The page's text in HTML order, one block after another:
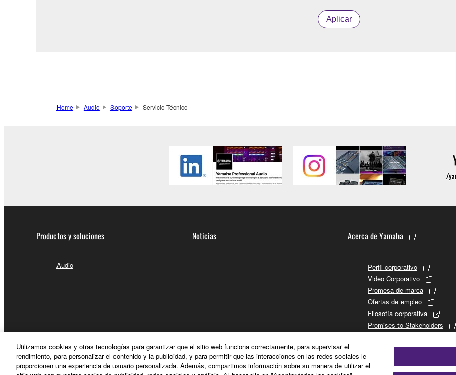
Aplicar
Home Audio Soporte Servicio Técnico
Productos y soluciones
Audio
Noticias Acerca de Yamaha
Perfil corporativo
Video Corporativo
Promesa de marca
Ofertas de empleo
Filosofía corporativa
Promises to Stakeholders
Relaciones con los inversores
Utilizamos cookies y otras tecnologías para garantizar que el sitio web funciona correctamente, para supervisar el
rendimiento, para personalizar el contenido y la publicidad, y para permitir que las interacciones en las redes sociales le
proporcionen una experiencia de usuario personalizada. Además, compartimos información sobre su manera de utilizar el